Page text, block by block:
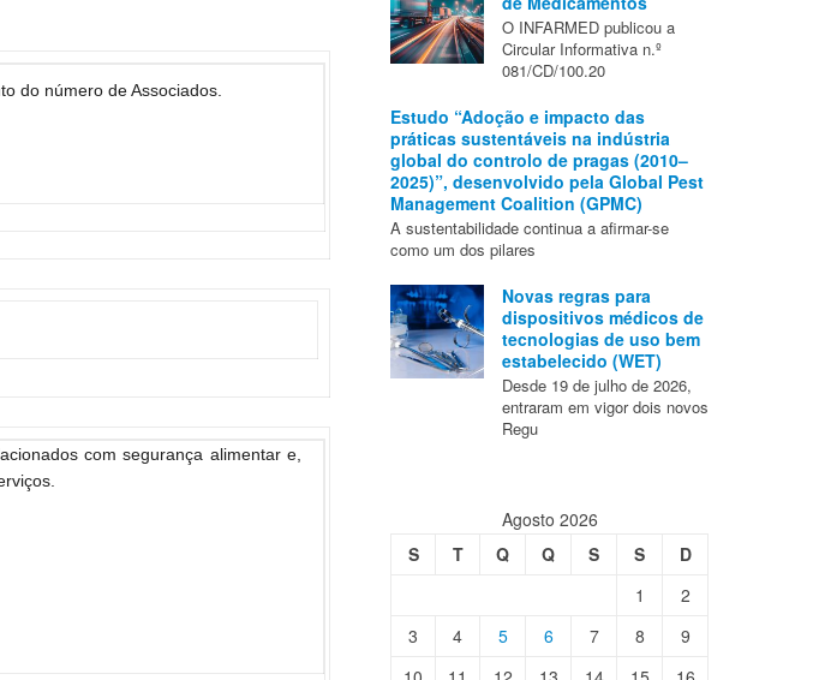
do número de Associados.
com segurança alimentar e,
O INFARMED publicou a
Circular Informativa n.º
081/CD/100.20
Estudo “Adoção e impacto das
práticas sustentáveis na indústria
global do controlo de pragas (2010–
2025)”, desenvolvido pela Global Pest
Management Coalition (GPMC)
A sustentabilidade continua a afirmar-se
como um dos pilares
Novas regras para
dispositivos médicos de
tecnologias de uso bem
estabelecido (WET)
Desde 19 de julho de 2026,
entraram em vigor dois novos
Regu
Agosto 2026
S
T Q Q S S
D
1
2
3
4 5 6 7 8
9